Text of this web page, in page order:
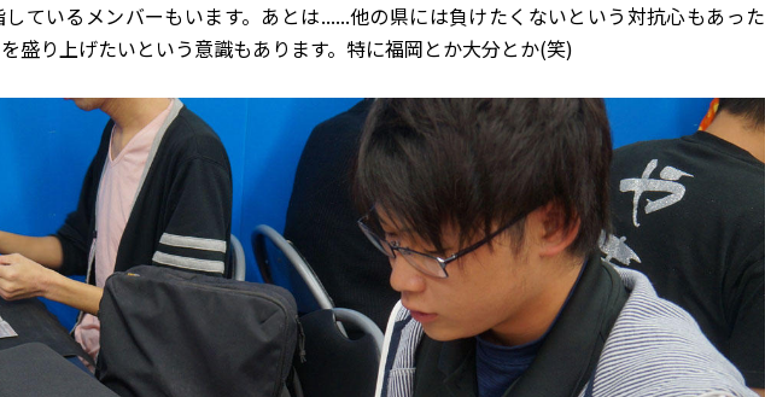
ているメンバーもいます。あとは......他の県には負けたくないという対抗心もあった
盛り上げたいという意識もあります。特に福岡とか大分とか(笑)